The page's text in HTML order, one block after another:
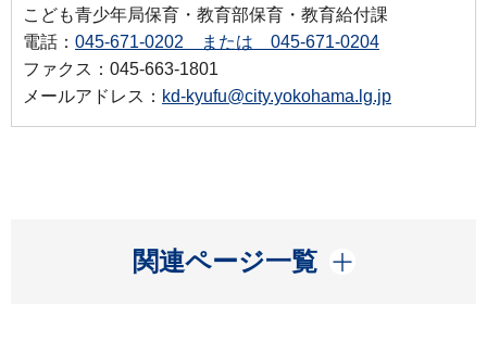
こども青少年局保育・教育部保育・教育給付課
電話： 045-671-0202 または 045-671-0204
ファクス：045-663-1801
メールアドレス： kd-kyufu@city.yokohama.lg.jp
関連ページ一覧
開く